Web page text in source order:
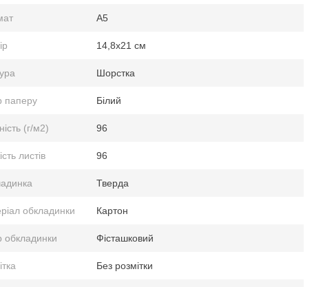
А5
14,8х21 см
Шорстка
паперу Білий
(г/м2) 96
листів 96
Тверда
обкладинки Картон
обкладинки Фісташковий
Без розмітки